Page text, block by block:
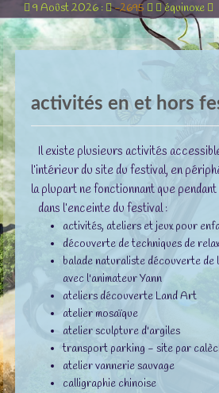
9 Aoûst 2026 : -2695 équinoxe
activités en et hors
Il existe plusieurs activités
l’intérieur du site du festival, en
la plupart ne fonctionnant que
dans l’enceinte du festival :
activités, ateliers et jeux pour
découverte de techniques de
balade naturaliste découverte
avec l'animateur Yann
ateliers découverte Land Art
atelier mosaïque
atelier sculpture d'argiles
transport parking - site par
atelier vannerie sauvage
calligraphie chinoise